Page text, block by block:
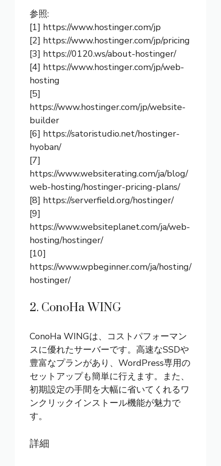
参照:
[1] https://www.hostinger.com/jp
[2] https://www.hostinger.com/jp/pricing
[3] https://0120.ws/about-hostinger/
[4] https://www.hostinger.com/jp/web-
hosting
[5]
https://www.hostinger.com/jp/website-
builder
[6] https://satoristudio.net/hostinger-
hyoban/
[7]
https://www.websiterating.com/ja/blog/
web-hosting/hostinger-pricing-plans/
[8] https://serverfield.org/hostinger/
[9]
https://www.websiteplanet.com/ja/web-
hosting/hostinger/
[10]
https://www.wpbeginner.com/ja/hosting/
hostinger/
2. ConoHa WING
ConoHa WINGは、コストパフォーマン
スに優れたサーバーです。高速なSSDや
豊富なプランがあり、WordPress専用の
セットアップも簡単に行えます。また、
初期設定の手間を大幅に省いてくれるワ
ンクリックインストール機能が魅力で
す。
詳細